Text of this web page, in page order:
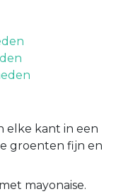
elke kant in een
groenten fijn en
mayonaise.